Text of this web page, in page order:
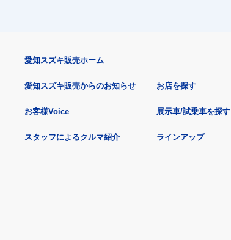
愛知スズキ販売ホーム
愛知スズキ販売からのお知らせ
お客様Voice
スタッフによるクルマ紹介
お店を探す
展示車/試乗車を探す
ラインアップ